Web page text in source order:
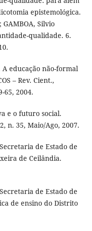
epistemológica.
GAMBOA, Silvio
qualidade. 6.
educação não-formal
– Rev. Cient.,
65, 2004.
e o futuro social.
n. 35, Maio/Ago, 2007.
Secretaria de Estado de
de Ceilândia.
Secretaria de Estado de
de ensino do Distrito